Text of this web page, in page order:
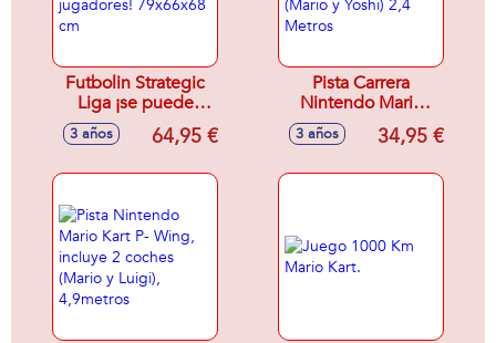
Futbolin Strategic
Liga ¡se puede
cambiar y mover a
los jugadores!
3 años 64,95 €
Pista Carrera
Nintendo Mario
Kart, incluye 2
coches (Mario y
3 años 34,95 €